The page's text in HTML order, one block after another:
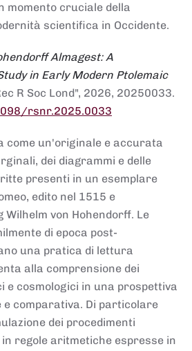
momento cruciale della
scientifica in Occidente.
Almagest: A
in Early Modern Ptolemaic
R Soc Lond", 2026, 20250033.
rsnr.2025.0033
come un'originale e accurata
dei diagrammi e delle
presenti in un esemplare
edito nel 1515 e
von Hohendorff. Le
di epoca post-
una pratica di lettura
alla comprensione dei
e cosmologici in una prospettiva
comparativa. Di particolare
dei procedimenti
regole aritmetiche espresse in